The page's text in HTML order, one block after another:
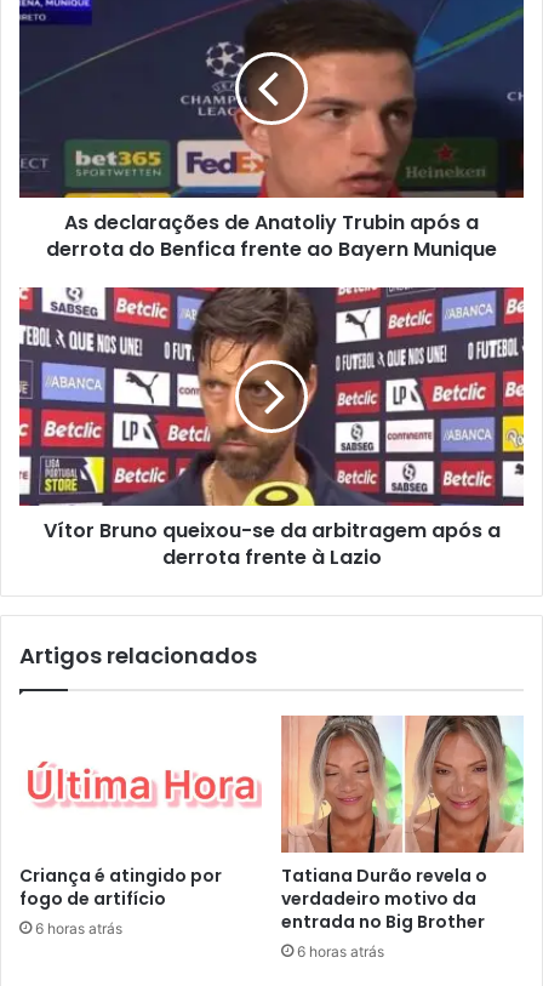
As declarações de Anatoliy Trubin após a
derrota do Benfica frente ao Bayern Munique
Vítor Bruno queixou-se da arbitragem após a
derrota frente à Lazio
Artigos relacionados
Criança é atingido por
fogo de artifício
6 horas atrás
Tatiana Durão revela o
verdadeiro motivo da
entrada no Big Brother
6 horas atrás